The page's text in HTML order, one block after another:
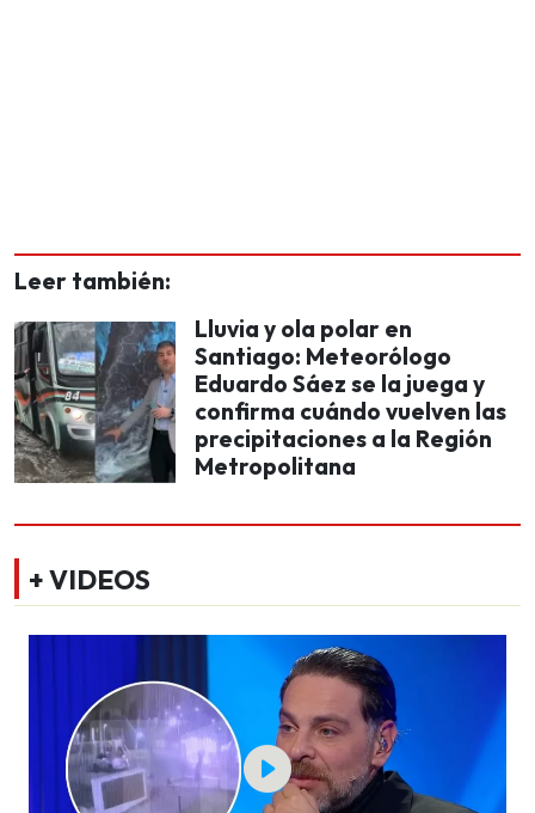
Leer también:
Lluvia y ola polar en
Santiago: Meteorólogo
Eduardo Sáez se la juega y
confirma cuándo vuelven las
precipitaciones a la Región
Metropolitana
+ VIDEOS